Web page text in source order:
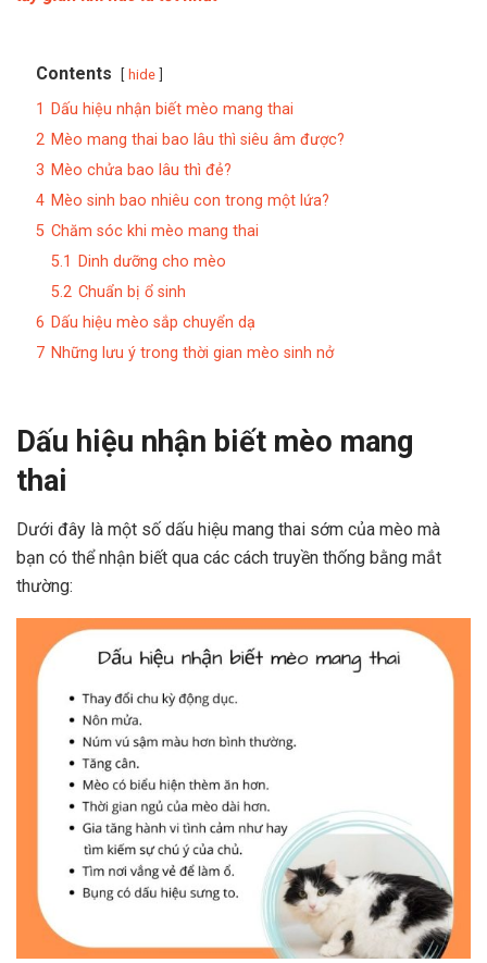
Contents hide
1
Dấu hiệu nhận biết mèo mang thai
2 Mèo mang thai bao lâu thì siêu âm được?
3 Mèo chửa bao lâu thì đẻ?
4 Mèo sinh bao nhiêu con trong một lứa?
5 Chăm sóc khi mèo mang thai
5.1
Dinh dưỡng cho mèo
5.2 Chuẩn bị ổ sinh
6 Dấu hiệu mèo sắp chuyển dạ
7 Những lưu ý trong thời gian mèo sinh nở
Dấu hiệu nhận biết mèo mang
thai
Dưới đây là một số dấu hiệu mang thai sớm của mèo mà
bạn có thể nhận biết qua các cách truyền thống bằng mắt
thường: